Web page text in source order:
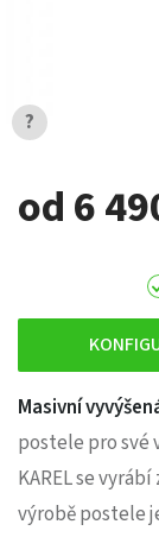
od 6
?
Masivní
postele pro své
KAREL se
výrobě postele